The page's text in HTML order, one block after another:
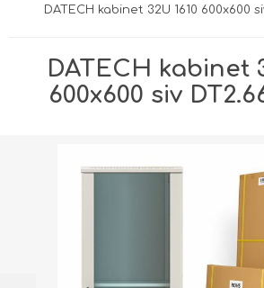
DATECH kabinet 32U 1610 600x600
DATECH kabinet
600x600 siv